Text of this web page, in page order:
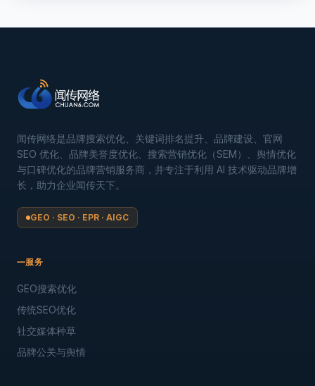
闻传网络是品牌搜索优化、关键词排名提升、品牌建设、官网
SEO 优化、品牌美誉度优化、搜索营销优化（SEM）、舆情优化
与口碑优化的品牌营销服务商，并专注于利用 AI 技术驱动品牌增
长，助力企业闻传天下。
GEO · SEO · EPR · AIGC
服务
GEO搜索优化
传统SEO优化
社交媒体种草
品牌公关与舆情